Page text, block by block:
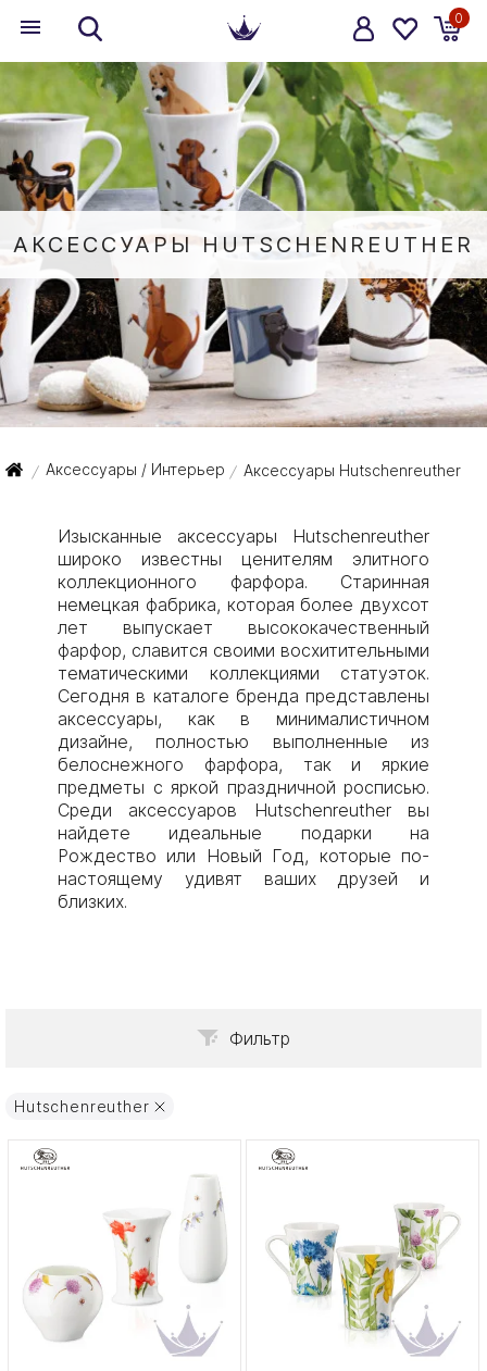
0
АКСЕССУАРЫ HUTSCHENREUTHER
/ Аксессуары / Интерьер / Аксессуары Hutschenreuther
Изысканные аксессуары Hutschenreuther
широко известны ценителям элитного
коллекционного фарфора. Старинная
немецкая фабрика, которая более двухсот
лет выпускает высококачественный
фарфор, славится своими восхитительными
тематическими коллекциями статуэток.
Сегодня в каталоге бренда представлены
аксессуары, как в минималистичном
дизайне, полностью выполненные из
белоснежного фарфора, так и яркие
предметы с яркой праздничной росписью.
Среди аксессуаров Hutschenreuther вы
найдете идеальные подарки на
Рождество или Новый Год, которые по-
настоящему удивят ваших друзей и
близких.
Фильтр
Hutschenreuther